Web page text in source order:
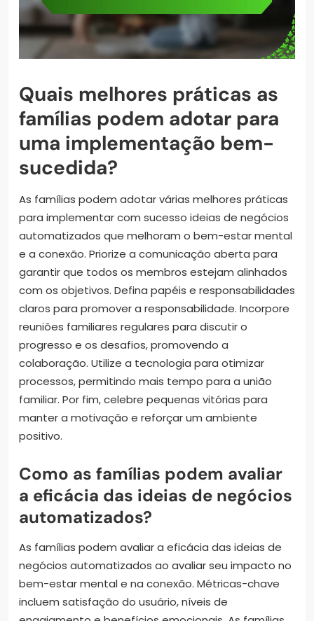
Quais melhores práticas as
famílias podem adotar para
uma implementação bem-
sucedida?
As famílias podem adotar várias melhores práticas
para implementar com sucesso ideias de negócios
automatizados que melhoram o bem-estar mental
e a conexão. Priorize a comunicação aberta para
garantir que todos os membros estejam alinhados
com os objetivos. Defina papéis e responsabilidades
claros para promover a responsabilidade. Incorpore
reuniões familiares regulares para discutir o
progresso e os desafios, promovendo a
colaboração. Utilize a tecnologia para otimizar
processos, permitindo mais tempo para a união
familiar. Por fim, celebre pequenas vitórias para
manter a motivação e reforçar um ambiente
positivo.
Como as famílias podem avaliar
a eficácia das ideias de negócios
automatizados?
As famílias podem avaliar a eficácia das ideias de
negócios automatizados ao avaliar seu impacto no
bem-estar mental e na conexão. Métricas-chave
incluem satisfação do usuário, níveis de